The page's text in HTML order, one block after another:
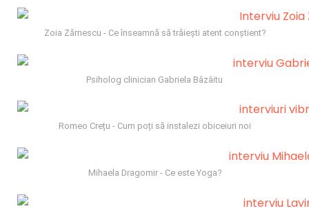
Zoia Zărnescu - Ce înseamnă să trăiești atent conștient?
Psiholog clinician Gabriela Bâzâitu
Romeo Crețu - Cum poți să instalezi obiceiuri noi
Mihaela Dragomir - Ce este Yoga?